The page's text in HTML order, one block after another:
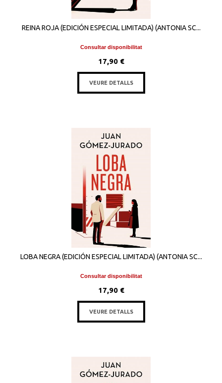
REINA ROJA (EDICIÓN ESPECIAL LIMITADA) (ANTONIA SC...
Consultar disponibilitat
17,90 €
VEURE DETALLS
LOBA NEGRA (EDICIÓN ESPECIAL LIMITADA) (ANTONIA SC...
Consultar disponibilitat
17,90 €
VEURE DETALLS